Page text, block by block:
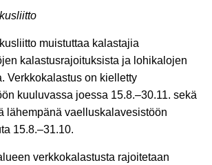
muistuttaa kalastajia
kalastusrajoituksista ja lohikalojen
Verkkokalastus on kielletty
kuuluvassa joessa 15.8.–30.11. sekä
lähempänä vaelluskalavesistöön
15.8.–31.10.
verkkokalastusta rajoitetaan